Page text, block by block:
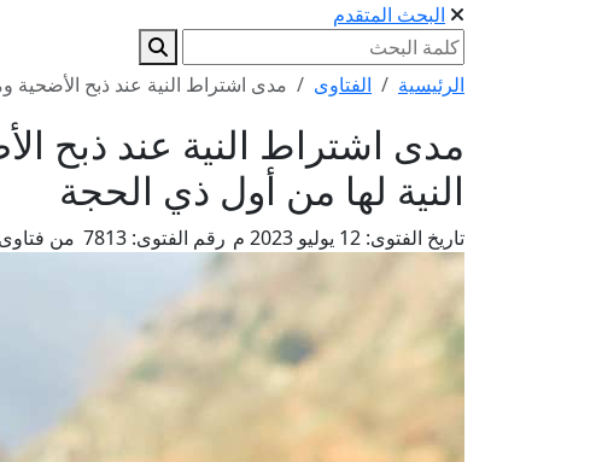
البحث المتقدم
الرئيسية الفتاوى مدى اشتراط النية عند ذبح
مدى اشتراط النية عند ذبح
النية لها من أول ذي الحجة
تاريخ الفتوى: رقم الفتوى: 7813 من